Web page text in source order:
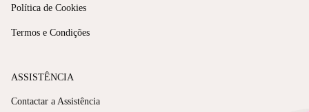
Política de Cookies
Termos e Condições
ASSISTÊNCIA
Contactar a Assistência